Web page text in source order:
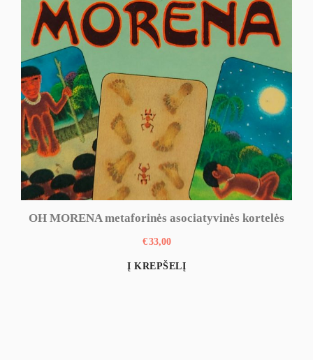
OH MORENA metaforinės asociatyvinės kortelės
€33,00
Į KREPŠELĮ